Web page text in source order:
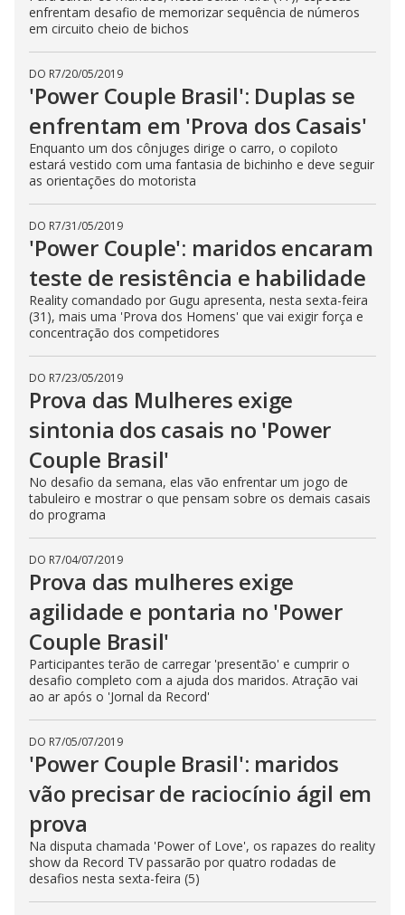
enfrentam desafio de memorizar sequência de números
em circuito cheio de bichos
DO R7/20/05/2019
'Power Couple Brasil': Duplas se
enfrentam em 'Prova dos Casais'
Enquanto um dos cônjuges dirige o carro, o copiloto
estará vestido com uma fantasia de bichinho e deve seguir
as orientações do motorista
DO R7/31/05/2019
'Power Couple': maridos encaram
teste de resistência e habilidade
Reality comandado por Gugu apresenta, nesta sexta-feira
(31), mais uma 'Prova dos Homens' que vai exigir força e
concentração dos competidores
DO R7/23/05/2019
Prova das Mulheres exige
sintonia dos casais no 'Power
Couple Brasil'
No desafio da semana, elas vão enfrentar um jogo de
tabuleiro e mostrar o que pensam sobre os demais casais
do programa
DO R7/04/07/2019
Prova das mulheres exige
agilidade e pontaria no 'Power
Couple Brasil'
Participantes terão de carregar 'presentão' e cumprir o
desafio completo com a ajuda dos maridos. Atração vai
ao ar após o 'Jornal da Record'
DO R7/05/07/2019
'Power Couple Brasil': maridos
vão precisar de raciocínio ágil em
prova
Na disputa chamada 'Power of Love', os rapazes do reality
show da Record TV passarão por quatro rodadas de
desafios nesta sexta-feira (5)